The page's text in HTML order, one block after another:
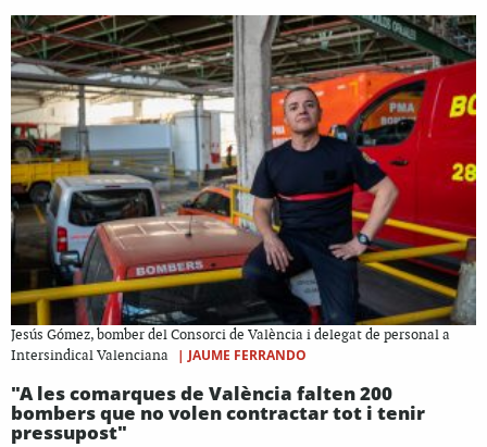
Jesús Gómez, bomber del Consorci de València i delegat de personal a
Intersindical Valenciana
| JAUME FERRANDO
"A les comarques de València falten 200
bombers que no volen contractar tot i tenir
pressupost"